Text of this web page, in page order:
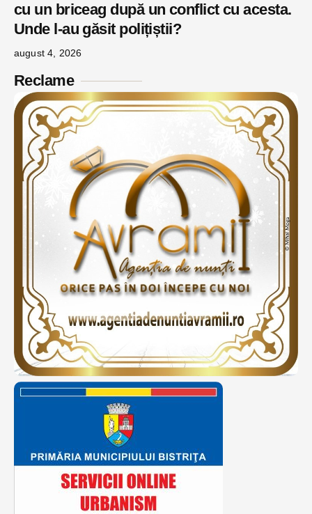
cu un briceag după un conflict cu acesta.
Unde l-au găsit polițiștii?
august 4, 2026
Reclame